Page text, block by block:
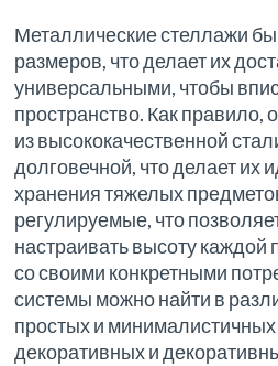
Металлические стеллажи
размеров, что делает их
универсальными, чтобы
пространство. Как правило,
из высококачественной
долговечной, что делает их
хранения тяжелых
регулируемые, что
настраивать высоту каждой
со своими конкретными
системы можно найти в
простых и
декоративных и